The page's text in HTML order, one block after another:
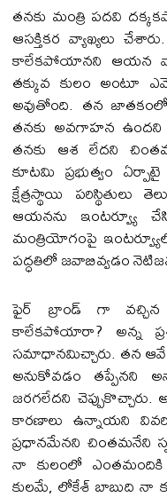
తనకు మంత్రి పదవి
ఆసక్తికర వ్యాఖ్యలు
కాలేకపోయానని ఆయన
తక్కువ కులం అంటూ
అవుతోంది. తన
తనకు అవగాహన ఉందని
తనకు ఆశ లేదని
కూటమి ప్రభుత్వం ఏర్పాటై
క్షేత్రస్థాయి పరిస్థితులు
ఆయనను ఇంటర్వ్యూ
మంత్రియోగంపై
పద్ధతిలో జవాబివ్వడం
ఫైర్ బ్రాండ్ గా వచ్చిన
కాలేకపోయారా? అన్న
సమాధానమిచ్చారు. తన
అనుకోవడం తప్పేనని
జరగలేదని
కారణాలు ఉన్నాయని
ప్రధానమేనని చింతమనేని
నా కులంలో ఎంతమందికి
కులమే, లోకేశ్ బాబుది నా